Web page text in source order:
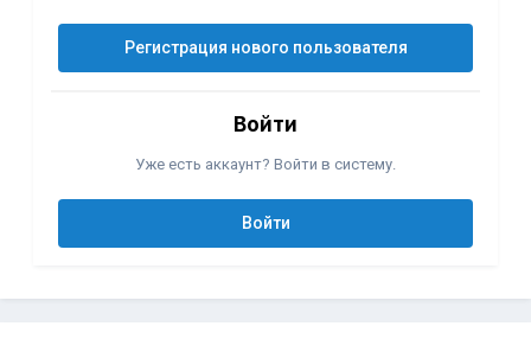
Регистрация нового пользователя
Войти
Уже есть аккаунт? Войти в систему.
Войти